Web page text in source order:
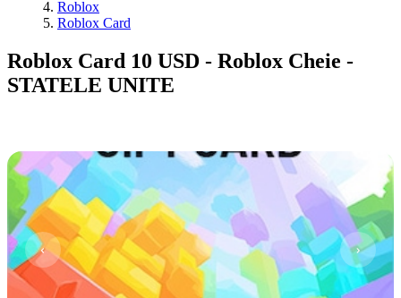
Roblox
Roblox Card
Roblox Card 10 USD - Roblox Cheie -
STATELE UNITE